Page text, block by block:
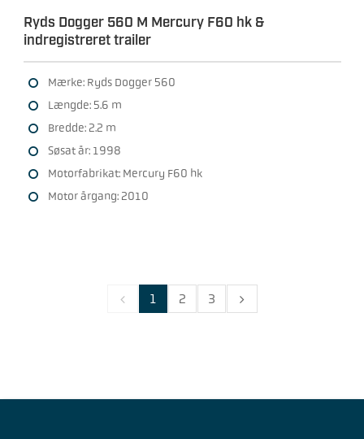
Ryds Dogger 560 M Mercury F60 hk &
indregistreret trailer
Mærke: Ryds Dogger 560
Længde: 5.6 m
Bredde: 2.2 m
Søsat år: 1998
Motorfabrikat: Mercury F60 hk
Motor årgang: 2010
1 2 3